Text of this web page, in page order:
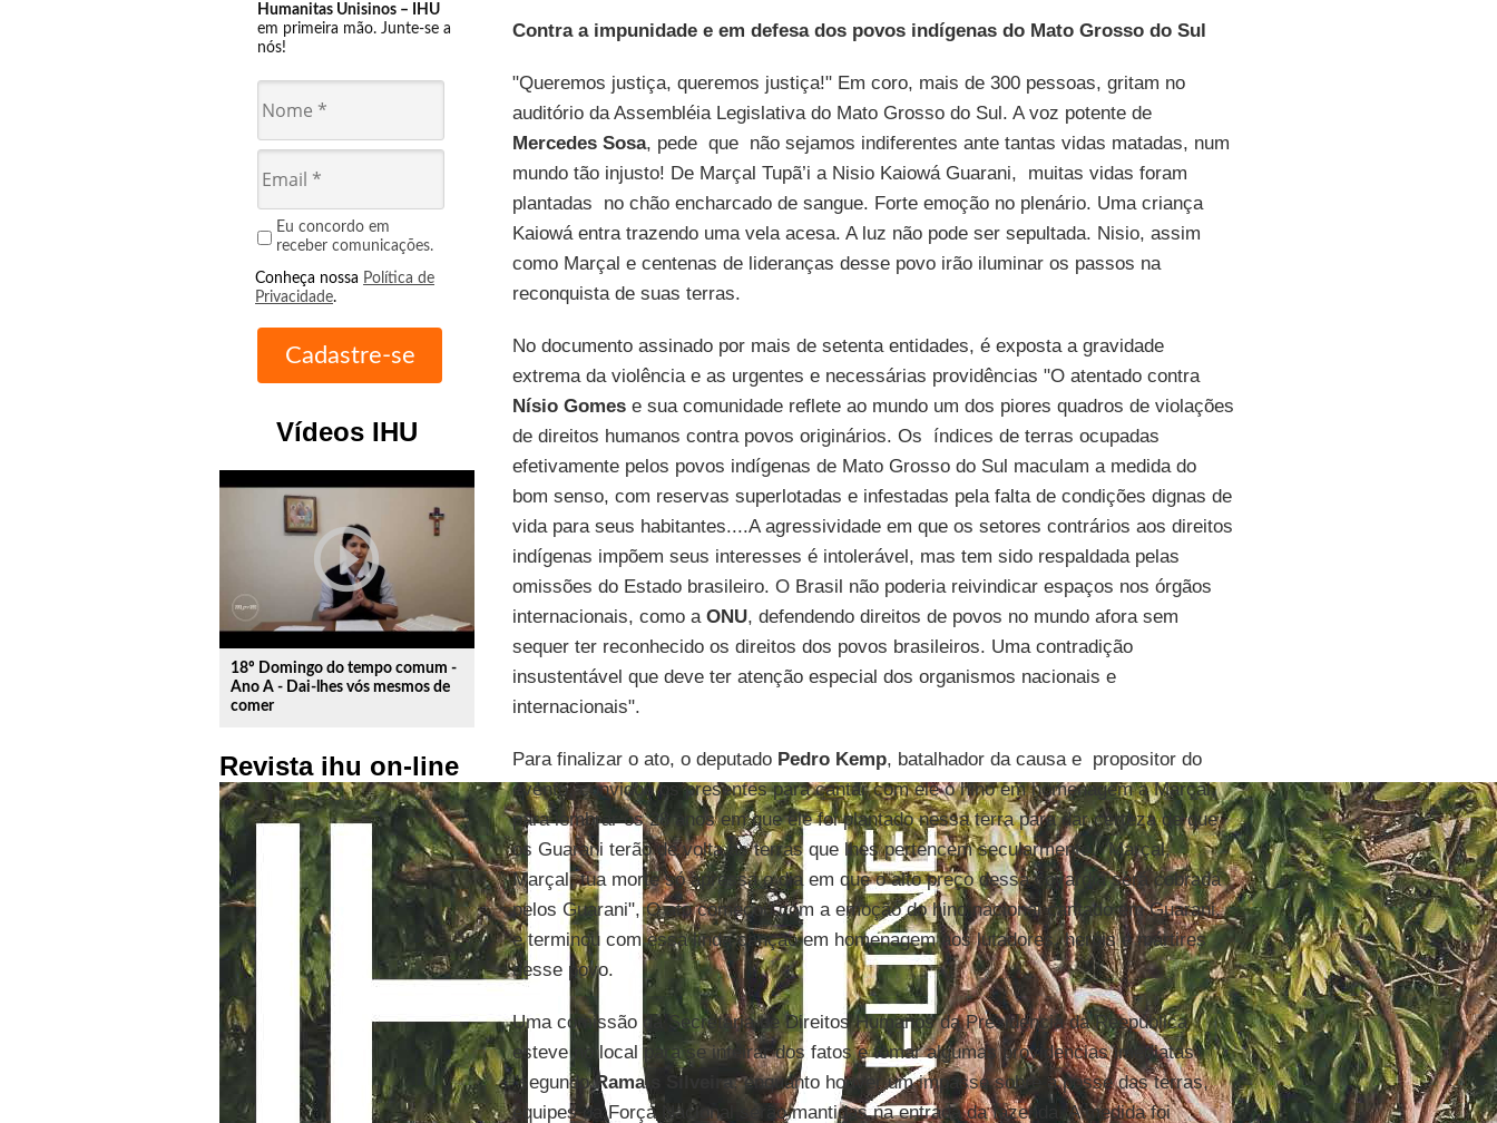
Humanitas Unisinos – IHU
em primeira mão. Junte-se a
nós!
Eu concordo em
receber comunicações.
Conheça nossa Política de
Privacidade.
Vídeos IHU
play_circle_outline
18º Domingo do tempo comum -
Ano A - Dai-lhes vós mesmos de
comer
Revista ihu on-line
Contra a impunidade e em defesa dos povos indígenas do Mato Grosso do Sul
"Queremos justiça, queremos justiça!" Em coro, mais de 300 pessoas, gritam no
auditório da Assembléia Legislativa do Mato Grosso do Sul. A voz potente de
Mercedes Sosa, pede que não sejamos indiferentes ante tantas vidas matadas, num
mundo tão injusto! De Marçal Tupã’i a Nisio Kaiowá Guarani, muitas vidas foram
plantadas no chão encharcado de sangue. Forte emoção no plenário. Uma criança
Kaiowá entra trazendo uma vela acesa. A luz não pode ser sepultada. Nisio, assim
como Marçal e centenas de lideranças desse povo irão iluminar os passos na
reconquista de suas terras.
No documento assinado por mais de setenta entidades, é exposta a gravidade
extrema da violência e as urgentes e necessárias providências "O atentado contra
Nísio Gomese sua comunidade reflete ao mundo um dos piores quadros de violações
de direitos humanos contra povos originários. Os índices de terras ocupadas
efetivamente pelos povos indígenas de Mato Grosso do Sul maculam a medida do
bom senso, com reservas superlotadas e infestadas pela falta de condições dignas de
vida para seus habitantes....A agressividade em que os setores contrários aos direitos
indígenas impõem seus interesses é intolerável, mas tem sido respaldada pelas
omissões do Estado brasileiro. O Brasil não poderia reivindicar espaços nos órgãos
internacionais, como a ONU, defendendo direitos de povos no mundo afora sem
sequer ter reconhecido os direitos dos povos brasileiros. Uma contradição
insustentável que deve ter atenção especial dos organismos nacionais e
internacionais".
Para finalizar o ato, o deputado Pedro Kemp, batalhador da causa e propositor do
evento, convidou os presentes para cantar com ele o hino em homenagem a Marçal,
para lembrar os 28 anos em que ele foi plantado nessa terra para dar certeza de que
os Guarani terão de volta as terras que lhes pertencem secularmente. "Marçal,
Marçal, tua morte só apressa o dia em que o alto preço dessa covardia será cobrada
pelos Guarani", O ato começou com a emoção do hino nacional cantado em Guarani,
e terminou com essa linda canção em homenagem aos lutadores, heróis e mártires
desse povo.
Uma comissão da Secretaria de Direitos Humanos da Presidencia da Reepública
esteve no local para se inteirar dos fatos e tomar algumas providencias imediatas
"segundoRamaís Silveira, enquanto houver um impasse sobre a posse das terras,
equipes da Força Nacional serão mantidas na entrada da fazenda. A medida foi